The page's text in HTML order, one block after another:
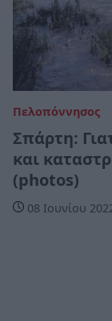
Πελοπόννησος
Σπάρτη:
και
(photos)
08 Ιουνίου